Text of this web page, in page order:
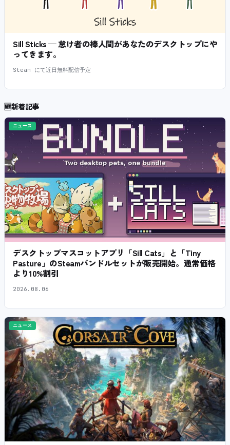
Sill Sticks — 怠け者の棒人間があなたのデスクトップにや
ってきます。
Steam にて近日無料配信予定
🆕新着記事
ニュース
デスクトップマスコットアプリ「Sill Cats」と「Tiny
Pasture」のSteamバンドルセットが販売開始。通常価格
より10%割引
2026.08.06
ニュース